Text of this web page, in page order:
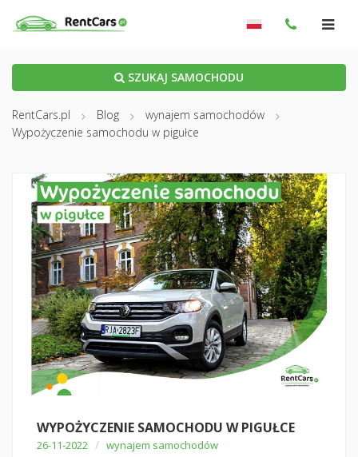
SZUKAJ SAMOCHODU
RentCars.pl Blog
wynajem samochodów
Wypożyczenie samochodu w pigułce
WYPOŻYCZENIE SAMOCHODU W PIGUŁCE
26-11-2022 / wynajem samochodów